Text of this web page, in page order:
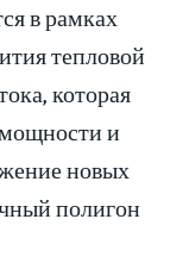
в рамках
тепловой
которая
и
новых
полигон